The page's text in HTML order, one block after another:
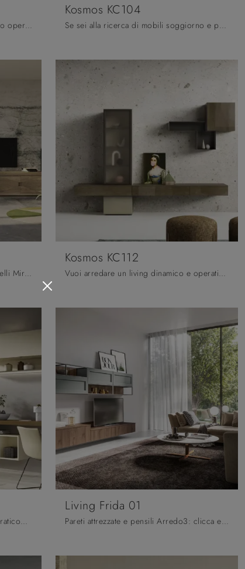
Se desideri completare un soggiorno operativo e pratico dalle linee moderne, ti offriamo la parete attrezzata Maestrale M05 Scandola.
Kosmos KC104
Se sei alla ricerca di mobili soggiorno e pareti attrezzate moderne, prediligi il modello Kosmos KC104 di Moretti Compact Giorno Notte: clicca e ...
Pareti attrezzate e mobili giorno Fratelli Mirandola: clicca e scopri il modello Unikawood 11 e potrai arricchire stanze moderne di ogni tipo.
Kosmos KC112
Vuoi arredare un living dinamico e operativo? Ecco a te la parete attrezzata Kosmos KC112 Moretti Compact Giorno Notte dalle linee decise moderne.
Vuoi allestire un living operativo e pratico? Ti presentiamo la parete attrezzata Kosmos KC129 Moretti Compact Giorno Notte dalle forme decise ...
Living Frida 01
Pareti attrezzate e pensili Arredo3: clicca e scopri il modello Living Frida 01 e potrai completare stanze moderne di ogni tipo.